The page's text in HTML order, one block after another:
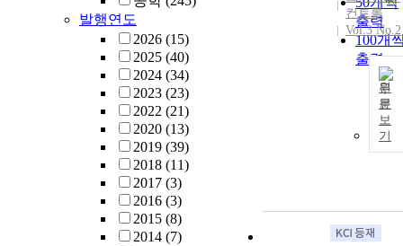
발행연도
2026 (15)
2025 (40)
2024 (34)
2023 (23)
2022 (21)
2020 (13)
2019 (39)
2018 (11)
2017 (3)
2016 (3)
2015 (8)
2014 (7)
출력
100개
출력
컨트롤
Vol.3 No.2
원
문
보
기